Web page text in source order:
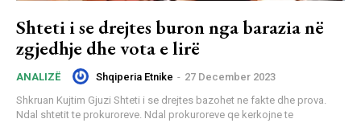
Shteti i se drejtes buron nga barazia në
zgjedhje dhe vota e lirë
ANALIZË Shqiperia Etnike - 27 December 2023
Shkruan Kujtim Gjuzi Shteti i se drejtes bazohet ne fakte dhe prova.
Ndal shtetit te prokuroreve. Ndal prokuroreve qe kerkojne te